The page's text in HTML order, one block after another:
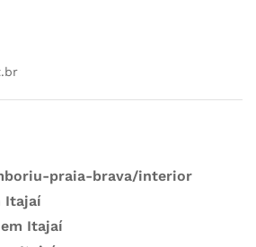
praia-brava/interior
Itajaí
Itajaí